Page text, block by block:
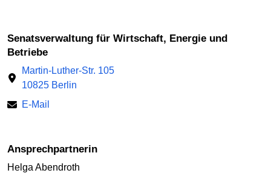
Senatsverwaltung für Wirtschaft, Energie und
Betriebe
Martin-Luther-Str. 105
10825 Berlin
E-Mail
Ansprechpartnerin
Helga Abendroth